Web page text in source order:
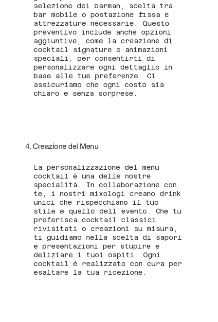
selezione dei barman, scelta tra
bar mobile o postazione fissa e
attrezzature necessarie. Questo
preventivo include anche opzioni
aggiuntive, come la creazione di
cocktail signature o animazioni
speciali, per consentirti di
personalizzare ogni dettaglio in
base alle tue preferenze. Ci
assicuriamo che ogni costo sia
chiaro e senza sorprese.
4. Creazione del Menu
La personalizzazione del menu
cocktail è una delle nostre
specialità. In collaborazione con
te, i nostri mixologi creano drink
unici che rispecchiano il tuo
stile e quello dell’evento. Che tu
preferisca cocktail classici
rivisitati o creazioni su misura,
ti guidiamo nella scelta di sapori
e presentazioni per stupire e
deliziare i tuoi ospiti. Ogni
cocktail è realizzato con cura per
esaltare la tua ricezione.